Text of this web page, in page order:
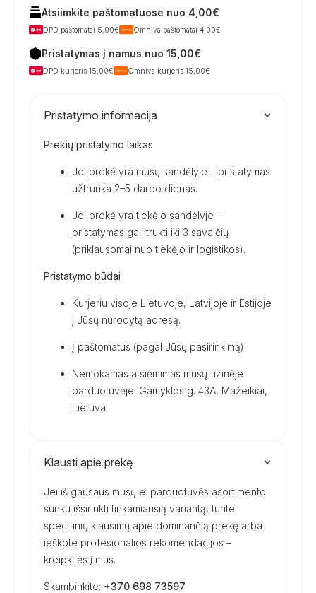
mm
su
flanšu,
skirtas
kemperių
vandens
Atsiimkite paštomatuose nuo 4,00€
DPD paštomatai 5,00€ Omniva paštomatai 4,00€
Pristatymas į namus nuo 15,00€
DPD kurjeris 15,00€ Omniva kurjeris 15,00€
Pristatymo informacija
Prekių pristatymo laikas
Jei prekė yra mūsų sandėlyje – pristatymas
užtrunka 2–5 darbo dienas.
Jei prekė yra tiekėjo sandėlyje –
pristatymas gali trukti iki 3 savaičių
(priklausomai nuo tiekėjo ir logistikos).
Pristatymo būdai
Kurjeriu visoje Lietuvoje, Latvijoje ir Estijoje
į Jūsų nurodytą adresą.
Į paštomatus (pagal Jūsų pasirinkimą).
Nemokamas atsiėmimas mūsų fizinėje
parduotuvėje: Gamyklos g. 43A, Mažeikiai,
Lietuva.
Klausti apie prekę
Jei iš gausaus mūsų e. parduotuvės asortimento
sunku išsirinkti tinkamiausią variantą, turite
specifinių klausimų apie dominančią prekę arba
ieškote profesionalios rekomendacijos –
kreipkitės į mus.
Skambinkite: +370 698 73597